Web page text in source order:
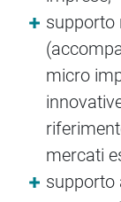
supporto
micro
mercati
supporto